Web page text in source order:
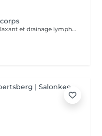
Divers techniques de massages relaxant et drainage lymphatique manuel